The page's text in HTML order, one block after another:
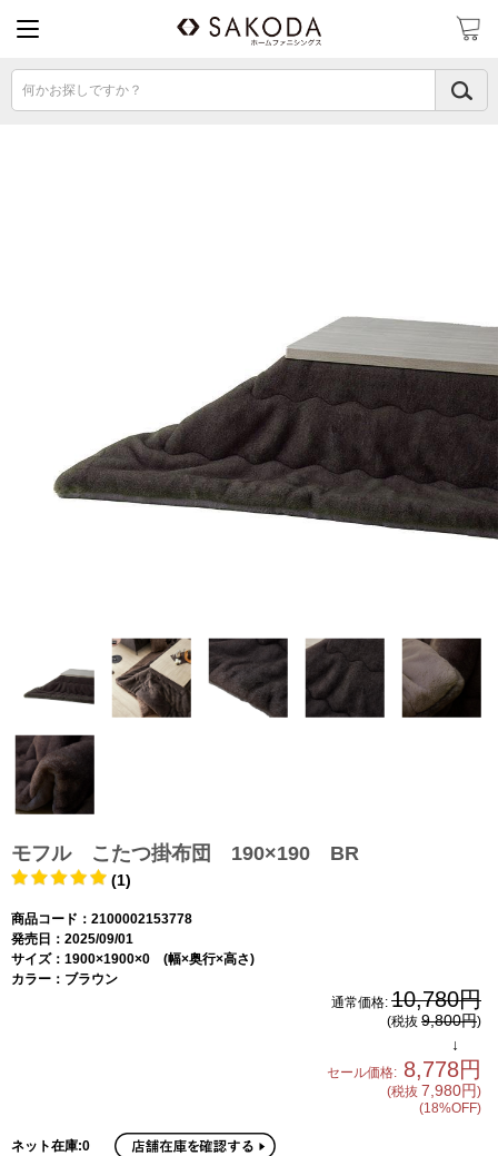
何かお探しですか？
モフル こたつ掛布団 190×190 BR
(1)
商品コード：2100002153778
発売日：2025/09/01
サイズ：1900×1900×0 (幅×奥行×高さ)
カラー：ブラウン
通常価格: 10,780円
(税抜 9,800円)
↓
セール価格: 8,778円
(税抜 7,980円)
(18%OFF)
ネット在庫:0